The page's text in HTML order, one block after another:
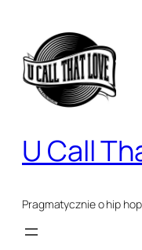
treści
U Call
Pragmatycznie o hip